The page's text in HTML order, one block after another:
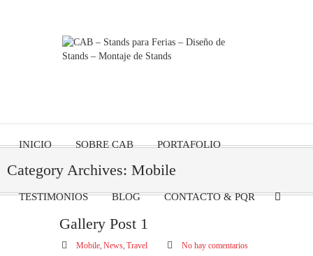
Stands para Ferias - Diseño de Stands - Montaje de Stands. Llámanos ahora: (57) 301
5013 098 - (57) 301 2347 749 - (571) 356 0658 | info@cabdesign.co
INICIO SOBRE CAB PORTAFOLIO
TESTIMONIOS BLOG CONTACTO & PQR
Category Archives: Mobile
Gallery Post 1
Mobile, News, Travel No hay comentarios